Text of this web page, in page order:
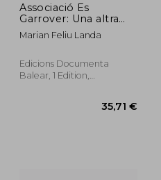
Associació Es
Garrover: Una altra
mirada a la salut
mental (Menjavents)
Marian Feliu Landa
Edicions Documenta
Balear, 1 Edition,